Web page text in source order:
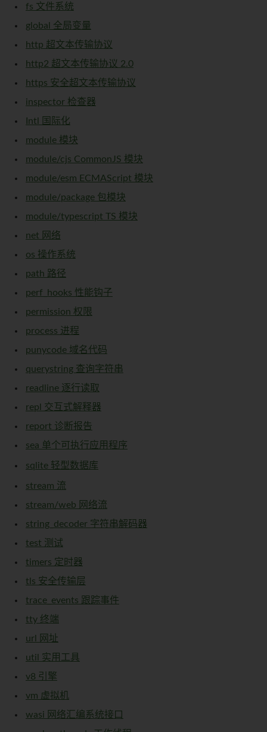
fs 文件系统
global 全局变量
http 超文本传输协议
http2 超文本传输协议 2.0
https 安全超文本传输协议
inspector 检查器
Intl 国际化
module 模块
module/cjs CommonJS 模块
module/esm ECMAScript 模块
module/package 包模块
module/typescript TS 模块
net 网络
os 操作系统
path 路径
perf_hooks 性能钩子
permission 权限
process 进程
punycode 域名代码
querystring 查询字符串
readline 逐行读取
repl 交互式解释器
report 诊断报告
sea 单个可执行应用程序
sqlite 轻型数据库
stream 流
stream/web 网络流
string_decoder 字符串解码器
test 测试
timers 定时器
tls 安全传输层
trace_events 跟踪事件
tty 终端
url 网址
util 实用工具
v8 引擎
vm 虚拟机
wasi 网络汇编系统接口